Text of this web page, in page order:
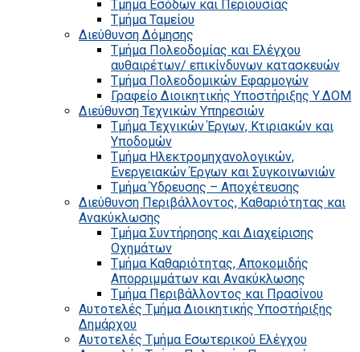
Τμήμα Εσόδων και Περιουσίας
Τμήμα Ταμείου
Διεύθυνση Δόμησης
Τμήμα Πολεοδομίας και Ελέγχου
αυθαιρέτων/ επικίνδυνων κατασκευών
Τμήμα Πολεοδομικών Εφαρμογών
Γραφείο Διοικητικής Υποστήριξης Υ.ΔΟΜ
Διεύθυνση Τεχνικών Υπηρεσιών
Τμήμα Τεχνικών Έργων, Κτιριακών και
Υποδομών
Τμήμα Ηλεκτρομηχανολογικών,
Ενεργειακών Έργων και Συγκοινωνιών
Τμήμα Ύδρευσης – Αποχέτευσης
Διεύθυνση Περιβάλλοντος, Καθαριότητας και
Ανακύκλωσης
Τμήμα Συντήρησης και Διαχείρισης
Οχημάτων
Τμήμα Καθαριότητας, Αποκομιδής
Απορριμμάτων και Ανακύκλωσης
Τμήμα Περιβάλλοντος και Πρασίνου
Αυτοτελές Τμήμα Διοικητικής Υποστήριξης
Δημάρχου
Αυτοτελές Τμήμα Εσωτερικού Ελέγχου